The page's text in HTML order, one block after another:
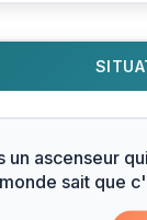
un ascenseur
monde sait que